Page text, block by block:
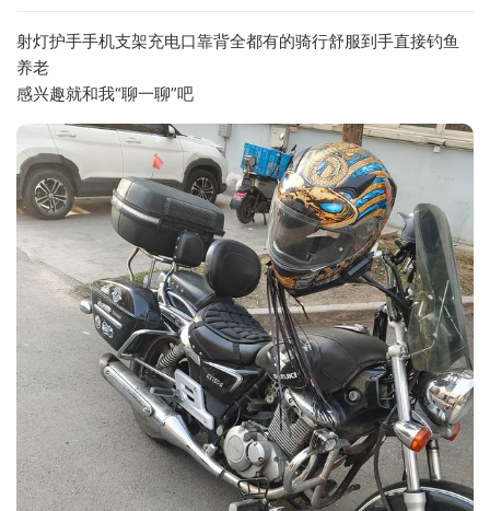
射灯护手手机支架充电口靠背全都有的骑行舒服到手直接钓鱼
养老
感兴趣就和我“聊一聊”吧